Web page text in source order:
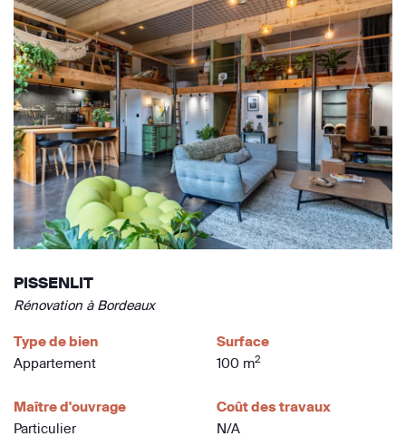
PISSENLIT
Rénovation à Bordeaux
Type de bien
Appartement
Surface
100 m2
Maître d'ouvrage
Particulier
Coût des travaux
N/A